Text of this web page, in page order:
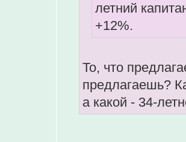
летний
+12%.
То, что
предлагаешь?
а какой - 34-